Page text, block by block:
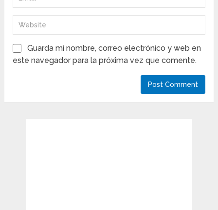
Guarda mi nombre, correo electrónico y web en
este navegador para la próxima vez que comente.